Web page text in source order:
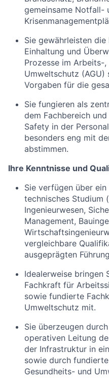
gemeinsame Notfall-
Sie gewährleisten die
Einhaltung und
Prozesse im Arbeits-
Umweltschutz
Vorgaben für die
Sie fungieren als
dem Fachbereich
Safety in der
besonders eng mit
abstimmen.
Ihre Kenntnisse und
Sie verfügen über ein
technisches Studium
Ingenieurwesen,
Management,
vergleichbare
ausgeprägten
Idealerweise bringen
Fachkraft für
sowie fundierte
Umweltschutz mit.
Sie überzeugen durch
operativen Leitung
der Infrastruktur in
sowie durch
Gesundheits- und